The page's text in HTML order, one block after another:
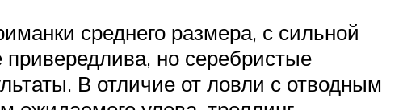
среднего размера, с сильной
но серебристые
В отличие от ловли с отводным